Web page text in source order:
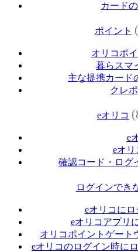
カード
ポイント
オリコポ
暮らスマ
主な提携カード
クレ
eオリコ
e
eオリ
確認コード・ログ
ログインでき
eオリコに
eオリコアプリ
オリコポイントゲート
eオリコのログイン時に